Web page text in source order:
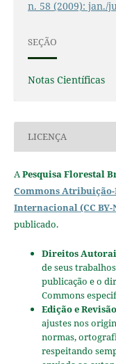
n. 58 (2009): jan./
SEÇÃO
Notas Científicas
LICENÇA
APesquisa Florestal
Commons Atribuição-
Internacional (CC BY-
publicado.
Direitos
de seus
publicação e o
Commons
Edição e
ajustes nos
normas,
respeitando